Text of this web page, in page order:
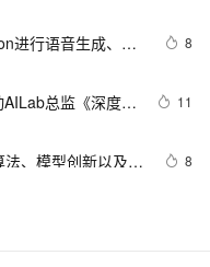
进行语音生成、语
8
总监《深度学
11
法、模型创新以及在
8
言搜图功能